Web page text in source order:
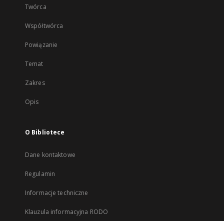
Twórca
Współtwórca
Powiązanie
Temat
Zakres
Opis
O Bibliotece
Dane kontaktowe
Regulamin
Informacje techniczne
Klauzula informacyjna RODO